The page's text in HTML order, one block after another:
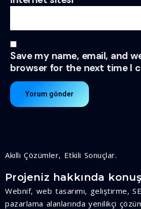
Save my name, email, and
browser for the next time I
Akıllı Çözümler, Etkili Sonuçlar.
Projeniz hakkında
Webnif, web tasarımı, geliştirme,
pazarlama alanlarında yenilikçi